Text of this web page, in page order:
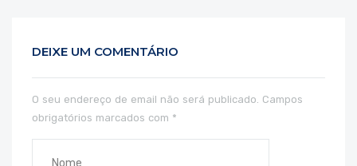
DEIXE UM COMENTÁRIO
O seu endereço de email não será publicado. Campos
obrigatórios marcados com *